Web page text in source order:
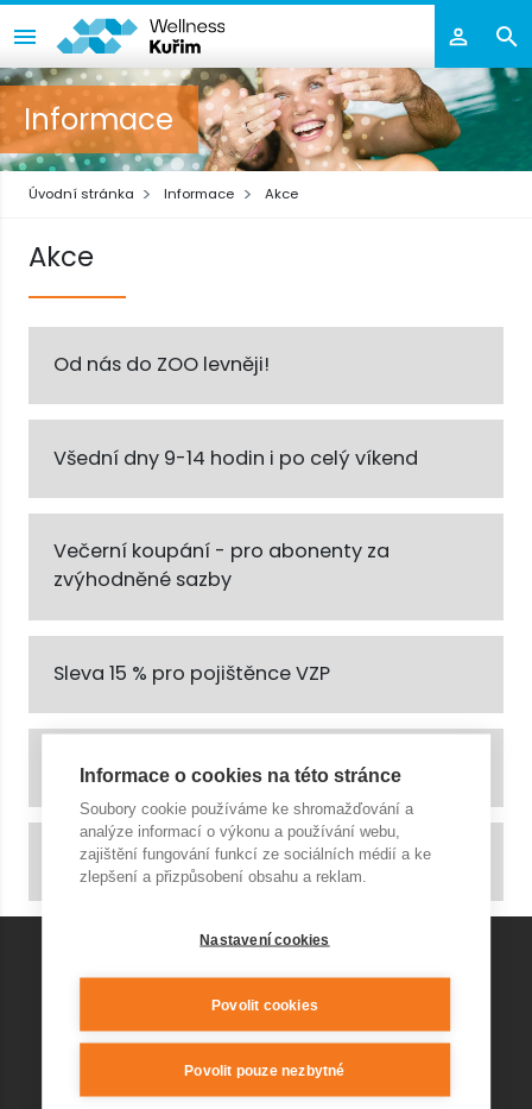
Informace
Úvodní stránka Informace Akce
Akce
Od nás do ZOO levněji!
Všední dny 9-14 hodin i po celý víkend
Večerní koupání - pro abonenty za
zvýhodněné sazby
Sleva 15 % pro pojištěnce VZP
Dej si bazén k obědu (pro plavce 55+)
Na školní výlet do aquaparku
+420 541 420 240
Informace o cookies na této stránce
Soubory cookie používáme ke shromažďování a
analýze informací o výkonu a používání webu,
zajištění fungování funkcí ze sociálních médií a ke
zlepšení a přizpůsobení obsahu a reklam.
Nastavení cookies
Povolit cookies
Povolit pouze nezbytné